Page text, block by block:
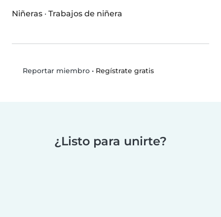
Niñeras · Trabajos de niñera
Reportar miembro• Regístrate gratis
¿Listo para unirte?